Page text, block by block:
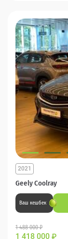
Geely Coolray
2021
Ваш кешбек
1 488 000 ₽
1 418 000 ₽